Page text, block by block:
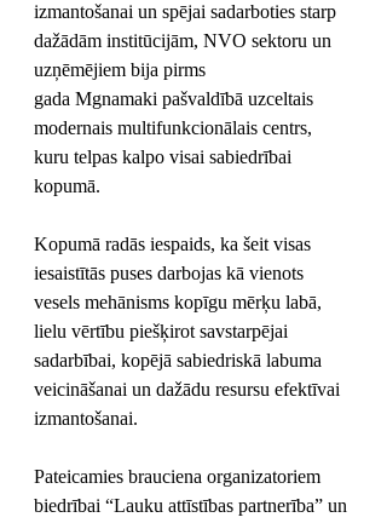
izmantošanai un spējai sadarboties starp
dažādām institūcijām, NVO sektoru un
uzņēmējiem bija pirms
gada Mgnamaki pašvaldībā uzceltais
modernais multifunkcionālais centrs,
kuru telpas kalpo visai sabiedrībai
kopumā.
Kopumā radās iespaids, ka šeit visas
iesaistītās puses darbojas kā vienots
vesels mehānisms kopīgu mērķu labā,
lielu vērtību piešķirot savstarpējai
sadarbībai, kopējā sabiedriskā labuma
veicināšanai un dažādu resursu efektīvai
izmantošanai.
Pateicamies brauciena organizatoriem
biedrībai “Lauku attīstības partnerība” un